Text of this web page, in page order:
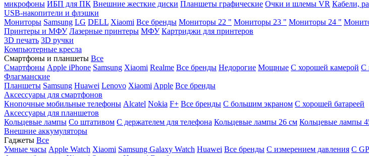
микрофоны ИБП для ПК Внешние жесткие диски Планшеты графические Очки и шлемы VR Кабели,
USB-накопители и флэшки
Мониторы Samsung LG DELL Xiaomi Все бренды Мониторы 22 " Мониторы 23 " Мониторы 24 "
Принтеры и МФУ Лазерные принтеры МФУ Картриджи для принтеров
3D печать 3D ручки
Компьютерные кресла
Смартфоны и планшеты Все
Смартфоны Apple iPhone Samsung Xiaomi Realme Все бренды Недорогие Мощные С хорошей камерой С
Флагманские
Планшеты Samsung Huawei Lenovo Xiaomi Apple Все бренды
Аксессуары для смартфонов
Кнопочные мобильные телефоны Alcatel Nokia F+ Все бренды С большим экраном С хорошей батареей
Аксессуары для планшетов
Кольцевые лампы Со штативом C держателем для телефона Кольцевые лампы 26 см Кольцевые лампы
Внешние аккумуляторы
Гаджеты Все
Умные часы Apple Watch Xiaomi Samsung Galaxy Watch Huawei Все бренды C измерением давления C